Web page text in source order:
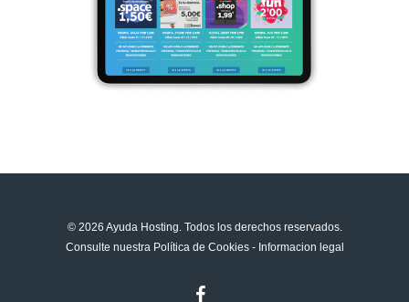
© 2026 Ayuda Hosting. Todos los derechos reservados.
Consulte nuestra Política de Cookies- Informacion legal
facebook